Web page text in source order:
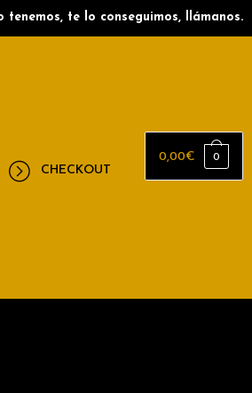
tenemos, te lo conseguimos, llámanos.
CHECKOUT
0,00€ 0